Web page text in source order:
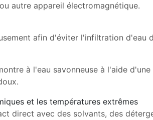
autre appareil électromagnétique.
afin d'éviter l'infiltration d'eau
à l'eau savonneuse à l'aide
et les températures extrêmes
direct avec des solvants, des